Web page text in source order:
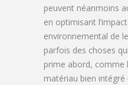
peuvent néanmoins
en optimisant
environnemental de
parfois des choses
prime abord, comme
matériau bien intégré